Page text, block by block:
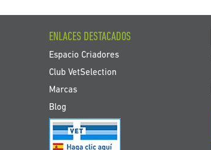
ENLACES DESTACADOS
Espacio Criadores
Club VetSelection
Marcas
Blog